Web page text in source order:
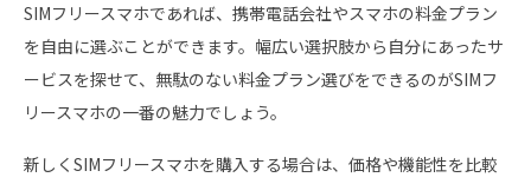
SIMフリースマホであれば、携帯電話会社やスマホの料金プラン
を自由に選ぶことができます。幅広い選択肢から自分にあったサ
ービスを探せて、無駄のない料金プラン選びをできるのがSIMフ
リースマホの一番の魅力でしょう。
新しくSIMフリースマホを購入する場合は、価格や機能性を比較